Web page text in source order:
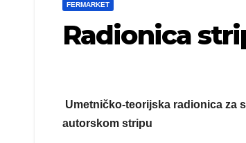
FERMARKET
Radionica
Umetničko-teorijska radionica za
autorskom stripu